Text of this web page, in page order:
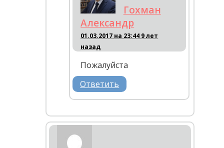
Гохман
Александр
01.03.2017 на 23:44 9 лет
назад
Пожалуйста
Ответить